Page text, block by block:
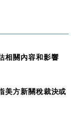
相關內容和影響
美方新關稅裁決或